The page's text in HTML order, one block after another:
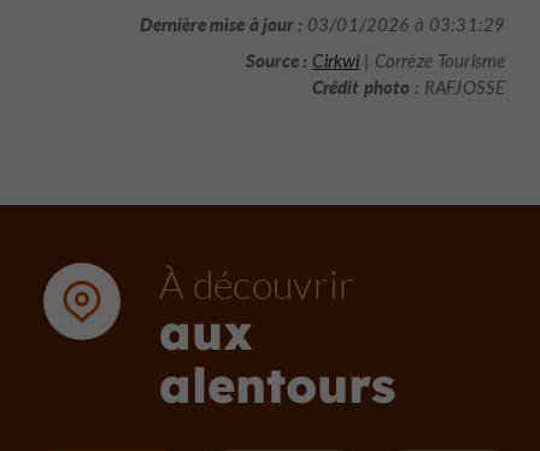
Dernière mise à jour : 03/01/2026 à 03:31:29
Source : Cirkwi | Corrèze Tourisme
Crédit photo : RAFJOSSE
À découvrir
aux
alentours